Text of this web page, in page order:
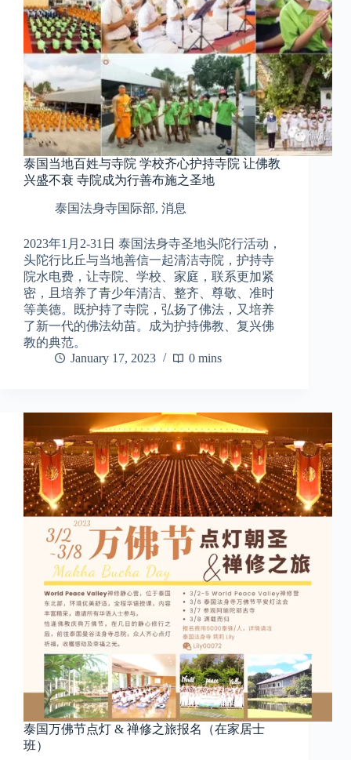
泰国当地百姓与寺院 学校齐心护持寺院 让佛教
兴盛不衰 寺院成为行善布施之圣地
泰国法身寺国际部, 消息
2023年1月2-31日 泰国法身寺圣地头陀行活动，
头陀行比丘与当地善信一起清洁寺院，护持寺
院水电费，让寺院、学校、家庭，联系更加紧
密，且培养了青少年清洁、整齐、尊敬、准时
等美德。既护持了寺院，弘扬了佛法，又培养
了新一代的佛法幼苗。成为护持佛教、复兴佛
教的典范。
January 17, 2023
0 mins
泰国万佛节点灯 & 禅修之旅报名（在家居士
班）